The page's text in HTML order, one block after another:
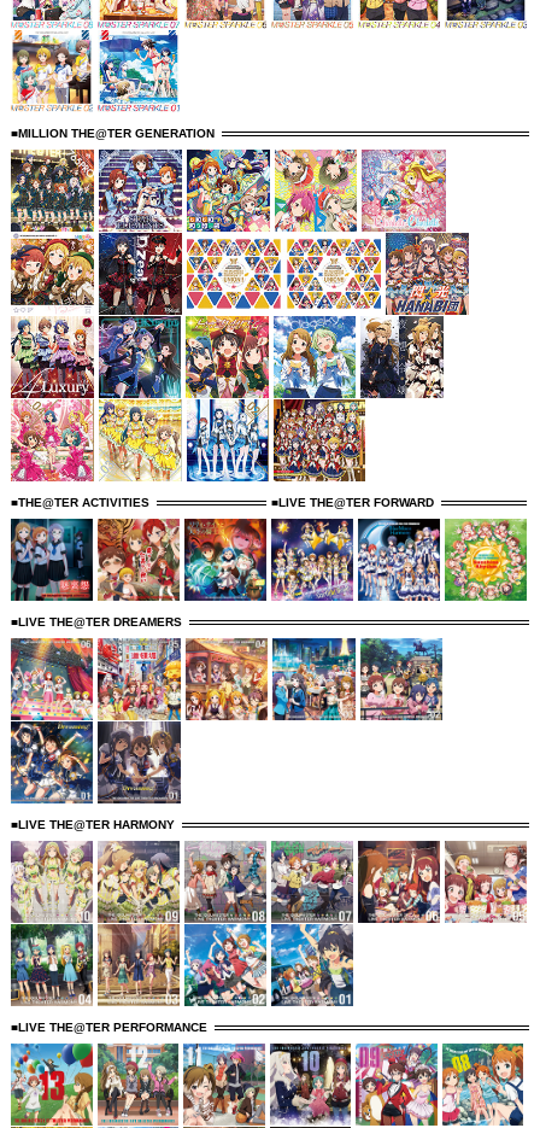
■MILLION THE@TER GENERATION
■THE@TER ACTIVITIES ■LIVE THE@TER FORWARD
■LIVE THE@TER DREAMERS
■LIVE THE@TER HARMONY
■LIVE THE@TER PERFORMANCE